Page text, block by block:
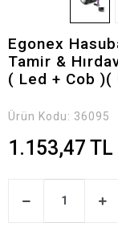
Egonex
Tamir &
( Led + Cob )(
Ürün Kodu: 36095
1.153,47 TL